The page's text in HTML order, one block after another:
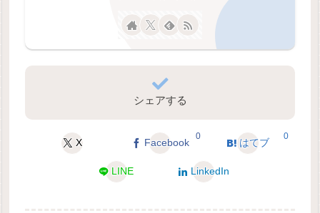
シェアする
X Facebook
0
はてブ
0
LINE LinkedIn